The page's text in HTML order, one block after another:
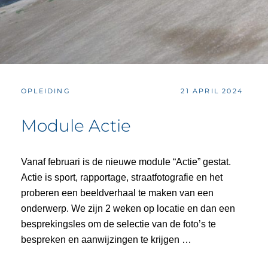
CATEGORIES:
OPLEIDING
POSTED
21 APRIL 2024
Module Actie
Vanaf februari is de nieuwe module “Actie” gestat.
Actie is sport, rapportage, straatfotografie en het
proberen een beeldverhaal te maken van een
onderwerp. We zijn 2 weken op locatie en dan een
besprekingsles om de selectie van de foto’s te
bespreken en aanwijzingen te krijgen …